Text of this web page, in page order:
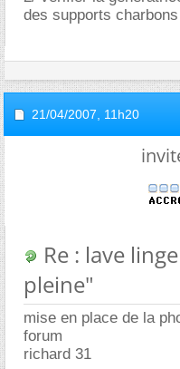
des supports
21/04/2007, 11h20
Re : lave
pleine"
mise en place de la
forum
richard 31